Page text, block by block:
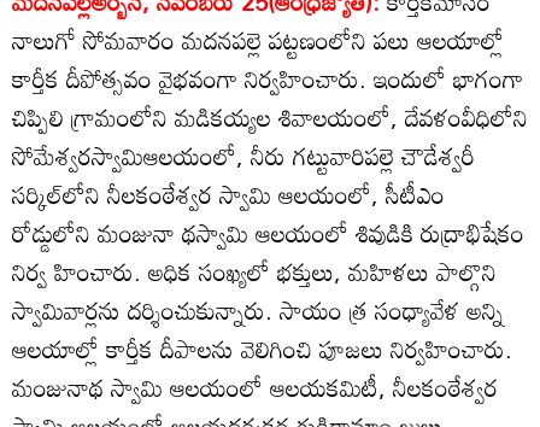
నాలుగో సోమవారం మదనపల్లె పట్టణంలోని పలు ఆలయాల్లో
కార్తీక దీపోత్సవం వైభవంగా నిర్వహించారు. ఇందులో భాగంగా
చిప్పిలి గ్రామంలోని మడికయ్యల శివాలయంలో, దేవళంవీధిలోని
సోమేశ్వరస్వామిఆలయంలో, నీరు గట్టువారిపల్లె చౌడేశ్వరీ
సర్కిల్‌లోని నీలకంఠేశ్వర స్వామి ఆలయంలో, సీటీఎం
రోడ్డులోని మంజునా థస్వామి ఆలయంలో శివుడికి రుద్రాభిషేకం
నిర్వ హించారు. అధిక సంఖ్యలో భక్తులు, మహిళలు పాల్గొని
స్వామివార్లను దర్శించుకున్నారు. సాయం త్ర సంధ్యావేళ అన్ని
ఆలయాల్లో కార్తీక దీపాలను వెలిగించి పూజలు నిర్వహించారు.
మంజునాథ స్వామి ఆలయంలో ఆలయకమిటీ, నీలకంఠేశ్వర